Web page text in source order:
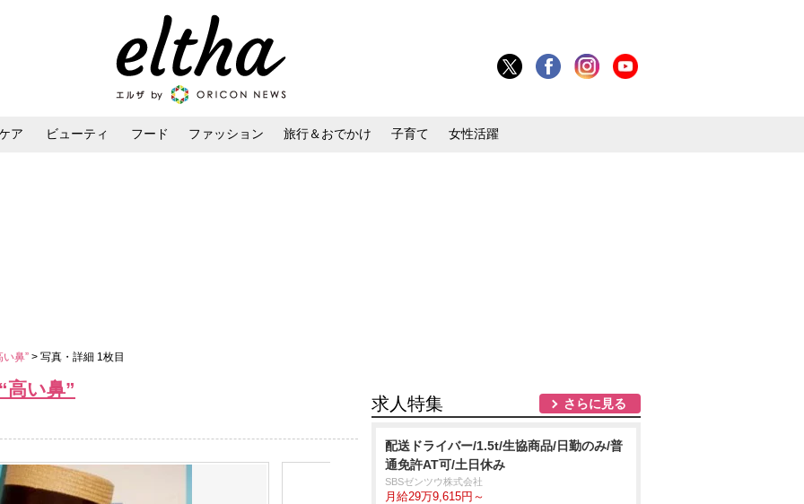
ア ビューティ フード ファッション 旅行＆おでかけ 子育て 女性活躍
鼻” > 写真・詳細 1枚目
い鼻”
求人特集 さらに見る
配送ドライバー/1.5t/生協商品/日勤のみ/普
通免許AT可/土日休み
SBSゼンツウ株式会社
月給29万9,615円～